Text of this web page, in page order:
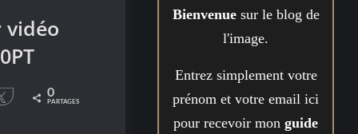
vidéo
Tweetez 0
PARTAGES
Bienvenuesur le blog de
l'image.
Entrez simplement votre
prénom et votre email ici
pour recevoir monguide